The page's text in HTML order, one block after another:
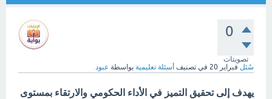
0
تصويتات
سُئل فبراير 20 في تصنيف أسئلة تعليمية بواسطة عبود
يهدف إلى تحقيق التميز في الأداء الحكومي والارتقاء بمستوى